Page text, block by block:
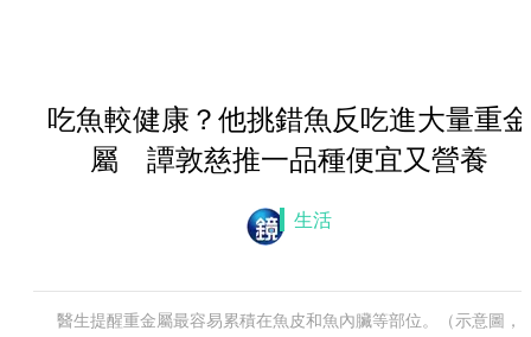
吃魚較健康？他挑錯魚反吃進大量重金
屬 譚敦慈推一品種便宜又營養
生活
醫生提醒重金屬最容易累積在魚皮和魚內臟等部位。（示意圖，